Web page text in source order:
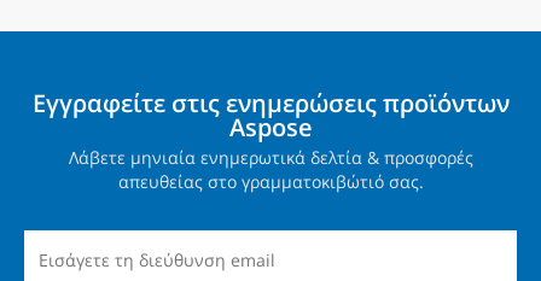
Εγγραφείτε στις ενημερώσεις προϊόντων
Aspose
Λάβετε μηνιαία ενημερωτικά δελτία & προσφορές
απευθείας στο γραμματοκιβώτιό σας.